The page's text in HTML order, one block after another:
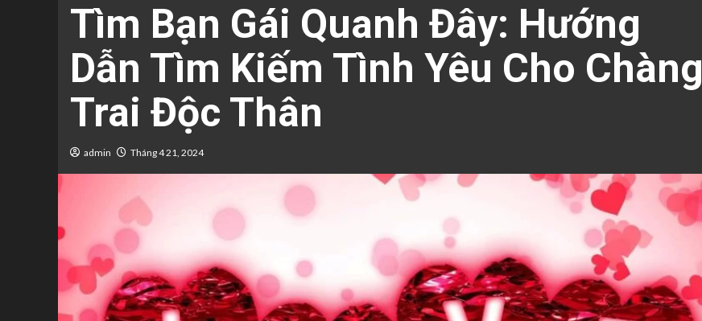
Tìm Bạn Gái Quanh Đây: Hướng
Dẫn Tìm Kiếm Tình Yêu Cho Chàng
Trai Độc Thân
admin Tháng 4 21, 2024